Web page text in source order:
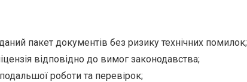
пакет документів без ризику технічних помилок;
відповідно до вимог законодавства;
роботи та перевірок;